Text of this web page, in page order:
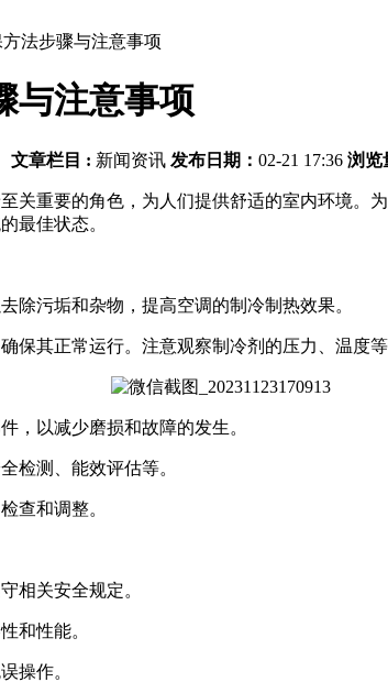
法步骤与注意事项
与注意事项
文章栏目 : 新闻资讯 发布日期： 02-21 17:36 浏览
关重要的角色，为人们提供舒适的室内环境。
最佳状态。
污垢和杂物，提高空调的制冷制热效果。
其正常运行。注意观察制冷剂的压力、温度等
以减少磨损和故障的发生。
测、能效评估等。
查和调整。
相关安全规定。
和性能。
操作。